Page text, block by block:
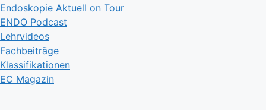
Endoskopie Aktuell on Tour
ENDO Podcast
Lehrvideos
Fachbeiträge
Klassifikationen
EC Magazin